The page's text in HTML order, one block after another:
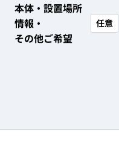
本体・設置場所
情報・
その他ご希望
任意